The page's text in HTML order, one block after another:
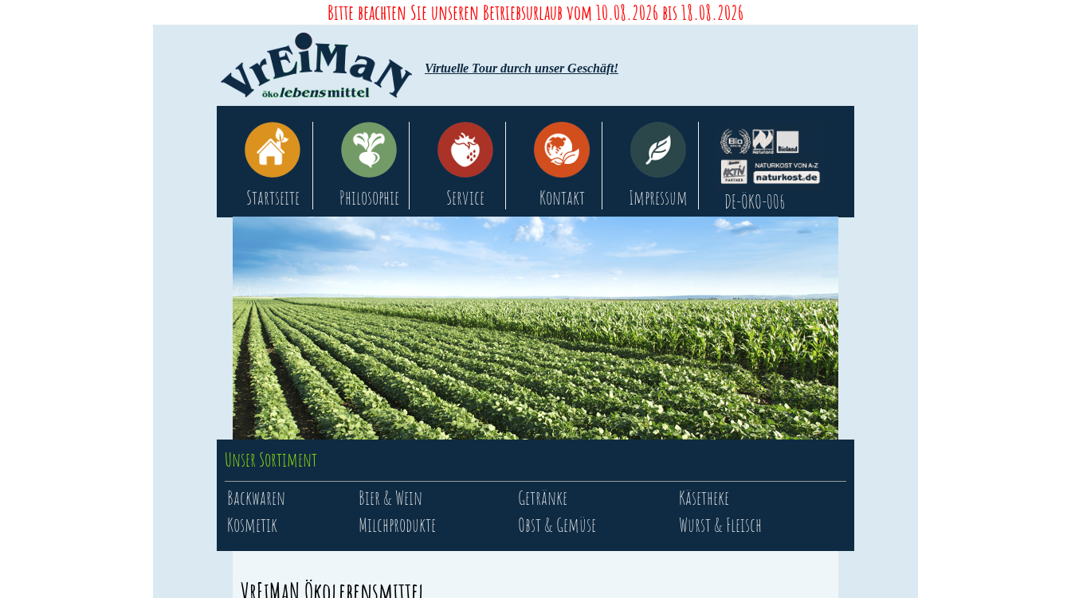
Bitte beachten Sie unseren Betriebsurlaub vom 10.08.2026 bis 18.08.2026
Virtuelle Tour durch unser Geschäft!
Startseite Philosophie Service Kontakt Impressum DE-ÖKO-006
Unser Sortiment
Backwaren
Bier & Wein Getränke
Käsetheke
Kosmetik
Milchprodukte Obst & Gemüse Wurst & Fleisch
VrEiMaN Ökolebensmittel